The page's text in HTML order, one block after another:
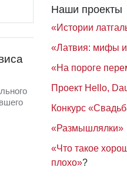
Наши проекты
«Истории
«Латвия: мифы и
«На пороге
Проект Hello,
Конкурс
«Размышлялки»
«Что такое
плохо»?